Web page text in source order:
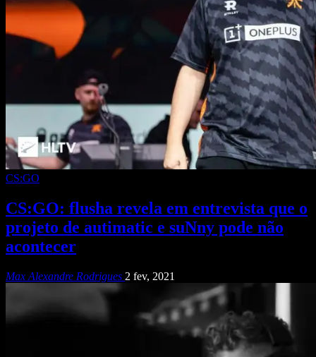
CS:GO
CS:GO: flusha revela em entrevista que o
projeto de autimatic e suNny pode não
acontecer
Max Alexandre Rodrigues 2 fev, 2021